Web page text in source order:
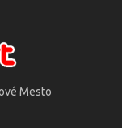
Mesto